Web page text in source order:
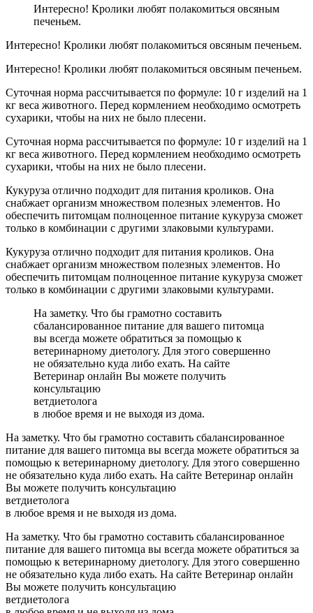
Интересно! Кролики любят полакомиться овсяным
печеньем.
Интересно! Кролики любят полакомиться овсяным печеньем.
Интересно! Кролики любят полакомиться овсяным печеньем.
Суточная норма рассчитывается по формуле: 10 г изделий на 1
кг веса животного. Перед кормлением необходимо осмотреть
сухарики, чтобы на них не было плесени.
Суточная норма рассчитывается по формуле: 10 г изделий на 1
кг веса животного. Перед кормлением необходимо осмотреть
сухарики, чтобы на них не было плесени.
Кукуруза отлично подходит для питания кроликов. Она
снабжает организм множеством полезных элементов. Но
обеспечить питомцам полноценное питание кукуруза сможет
только в комбинации с другими злаковыми культурами.
Кукуруза отлично подходит для питания кроликов. Она
снабжает организм множеством полезных элементов. Но
обеспечить питомцам полноценное питание кукуруза сможет
только в комбинации с другими злаковыми культурами.
На заметку. Что бы грамотно составить
сбалансированное питание для вашего питомца
вы всегда можете обратиться за помощью к
ветеринарному диетологу. Для этого совершенно
не обязательно куда либо ехать. На сайте
Ветеринар онлайн Вы можете получить
консультацию
ветдиетолога
в любое время и не выходя из дома.
На заметку. Что бы грамотно составить сбалансированное
питание для вашего питомца вы всегда можете обратиться за
помощью к ветеринарному диетологу. Для этого совершенно
не обязательно куда либо ехать. На сайте Ветеринар онлайн
Вы можете получить консультацию
ветдиетолога
в любое время и не выходя из дома.
На заметку. Что бы грамотно составить сбалансированное
питание для вашего питомца вы всегда можете обратиться за
помощью к ветеринарному диетологу. Для этого совершенно
не обязательно куда либо ехать. На сайте Ветеринар онлайн
Вы можете получить консультацию
ветдиетолога